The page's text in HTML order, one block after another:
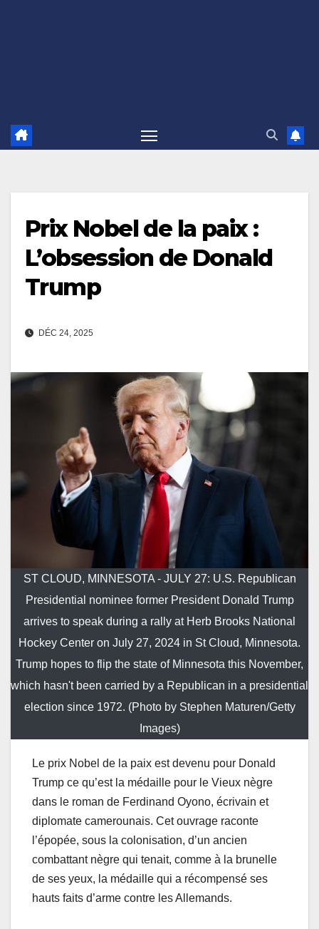
Prix Nobel de la paix :
L’obsession de Donald
Trump
DÉC 24, 2025
ST CLOUD, MINNESOTA - JULY 27: U.S. Republican
Presidential nominee former President Donald Trump
arrives to speak during a rally at Herb Brooks National
Hockey Center on July 27, 2024 in St Cloud, Minnesota.
Trump hopes to flip the state of Minnesota this November,
which hasn't been carried by a Republican in a presidential
election since 1972. (Photo by Stephen Maturen/Getty
Images)
Le prix Nobel de la paix est devenu pour Donald
Trump ce qu’est la médaille pour le Vieux nègre
dans le roman de Ferdinand Oyono, écrivain et
diplomate camerounais. Cet ouvrage raconte
l’épopée, sous la colonisation, d’un ancien
combattant nègre qui tenait, comme à la brunelle
de ses yeux, la médaille qui a récompensé ses
hauts faits d’arme contre les Allemands.